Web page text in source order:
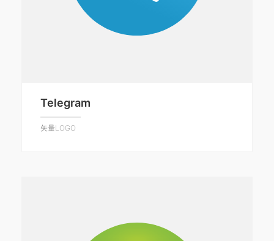
Telegram
矢量LOGO